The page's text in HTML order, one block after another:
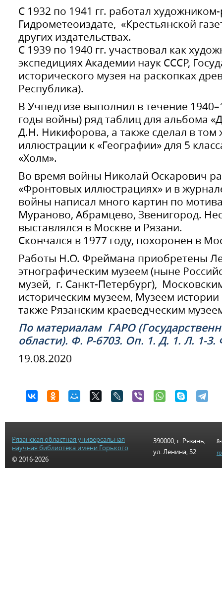
С 1932 по 1941 гг. работал
Гидрометеоиздате, «Крестьянской
других издательствах.
С 1939 по 1940 гг. участвовал как
экспедициях Академии наук СССР,
исторического музея на раскопках
Республика).
В Учпедгизе выполнил в течение
годы войны) ряд таблиц для альбома
Д.Н. Никифорова, а также сделал в том
иллюстрации к «Географии» для 5
«Холм».
Во время войны Николай Оскарович
«Фронтовых иллюстрациях» и в
войны написал много картин по
Мураново, Абрамцево, Звенигород.
выставлялся в Москве и Рязани.
Скончался в 1977 году, похоронен в
Работы Н.О. Фреймана приобретены
этнографическим музеем (ныне
музей, г. Санкт-Петербург),
историческим музеем, Музеем истории
также Рязанским краеведческим
По материалам ГАРО
области). Ф. Р-6703. Оп. 1. Д. 1. Л. 1-
19.08.2020
Рязанская областная универсальная
научная библиотека имени Горького
© 2016-2026
390000, г. Рязань,
ул. Ленина, 52